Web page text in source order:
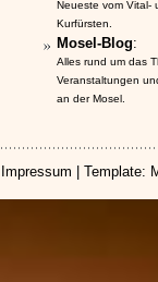
Neueste vom Vital-
Kurfürsten.
Mosel-Blog:
Alles rund um das
Veranstaltungen
an der Mosel.
Impressum | Template: